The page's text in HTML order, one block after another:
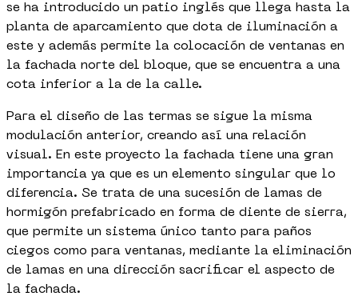
se ha introducido un patio inglés que llega hasta la
planta de aparcamiento que dota de iluminación a
este y además permite la colocación de ventanas en
la fachada norte del bloque, que se encuentra a una
cota inferior a la de la calle.
Para el diseño de las termas se sigue la misma
modulación anterior, creando así una relación
visual. En este proyecto la fachada tiene una gran
importancia ya que es un elemento singular que lo
diferencia. Se trata de una sucesión de lamas de
hormigón prefabricado en forma de diente de sierra,
que permite un sistema único tanto para paños
ciegos como para ventanas, mediante la eliminación
de lamas en una dirección sacrificar el aspecto de
la fachada.